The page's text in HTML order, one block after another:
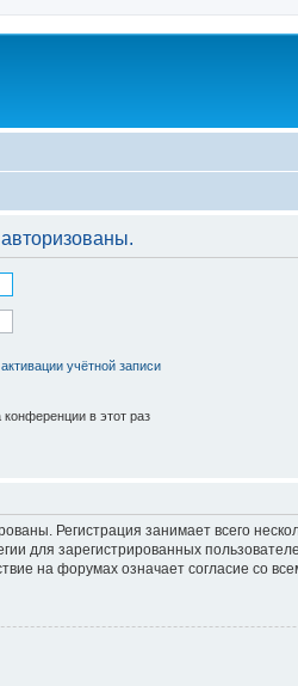
учётной записи
в этот раз
Регистрация занимает всего
для зарегистрированных
на форумах означает согласие со